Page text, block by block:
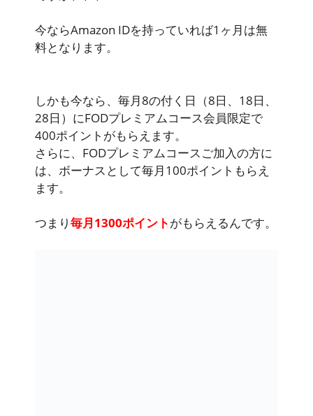
今ならAmazon IDを持っていれば1ヶ月は無
料となります。
しかも今なら、毎月8の付く日（8日、18日、
28日）にFODプレミアムコース会員限定で
400ポイントがもらえます。
さらに、FODプレミアムコースご加入の方に
は、ボーナスとして毎月100ポイントもらえ
ます。
つまり毎月1300ポイントがもらえるんです。